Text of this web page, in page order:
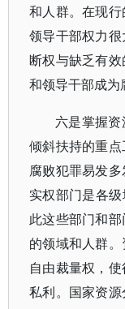
和人群。在现
领导干部权力
断权与缺乏有
和领导干部成为
六是掌握
倾斜扶持的重
腐败犯罪易发
实权部门是各
此这些部门和
的领域和人群
自由裁量权，
私利。国家资源